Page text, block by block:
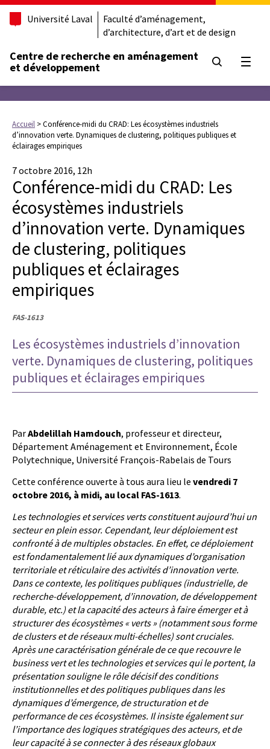
Université Laval
Faculté d’aménagement,
d’architecture, d’art et de design
Centre de recherche en aménagement
et développement
Accueil >Conférence-midi du CRAD: Les écosystèmes industriels
d’innovation verte. Dynamiques de clustering, politiques publiques et
éclairages empiriques
7 octobre 2016, 12h
Conférence-midi du CRAD: Les
écosystèmes industriels
d’innovation verte. Dynamiques
de clustering, politiques
publiques et éclairages
empiriques
FAS-1613
Les écosystèmes industriels d’innovation
verte. Dynamiques de clustering, politiques
publiques et éclairages empiriques
ParAbdelillah Hamdouch, professeur et directeur,
Département Aménagement et Environnement, École
Polytechnique, Université François-Rabelais de Tours
Cette conférence ouverte à tous aura lieu le vendredi 7
octobre 2016, à midi, au local FAS-1613.
Les technologies et services verts constituent aujourd’hui un
secteur en plein essor. Cependant, leur déploiement est
confronté à de multiples obstacles. En effet, ce déploiement
est fondamentalement lié aux dynamiques d’organisation
territoriale et réticulaire des activités d’innovation verte.
Dans ce contexte, les politiques publiques (industrielle, de
recherche-développement, d’innovation, de développement
durable, etc.) et la capacité des acteurs à faire émerger et à
structurer des écosystèmes « verts » (notamment sous forme
de clusters et de réseaux multi-échelles) sont cruciales.
Après une caractérisation générale de ce que recouvre le
business vert et les technologies et services qui le portent, la
présentation souligne le rôle décisif des conditions
institutionnelles et des politiques publiques dans les
dynamiques d’émergence, de structuration et de
performance de ces écosystèmes. Il insiste également sur
l’importance des logiques stratégiques des acteurs, et de
leur capacité à se connecter à des réseaux globaux